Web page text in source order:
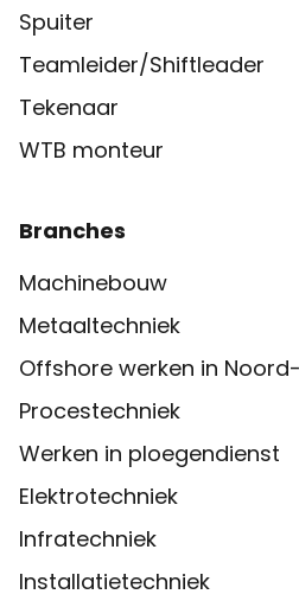
Spuiter
Teamleider/Shiftleader
Tekenaar
WTB monteur
Branches
Machinebouw
Metaaltechniek
Offshore werken in
Procestechniek
Werken in ploegendienst
Elektrotechniek
Infratechniek
Installatietechniek